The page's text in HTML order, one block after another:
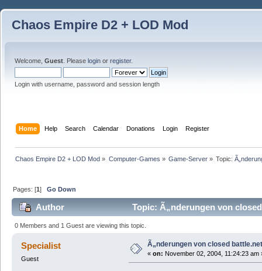
Chaos Empire D2 + LOD Mod
Welcome, Guest . Please login or register.
Login with username, password and session length
Home Help Search Calendar Donations Login Register
Chaos Empire D2 + LOD Mod » Computer-Games » Game-Server» Topic:
Pages: [1]Go Down
Author Topic: Ã„nderungen von
0 Members and 1 Guest are viewing this topic.
Specialist
Guest
Ã„nderungen von closed
« on: November 02, 2004, 11:24:23 am